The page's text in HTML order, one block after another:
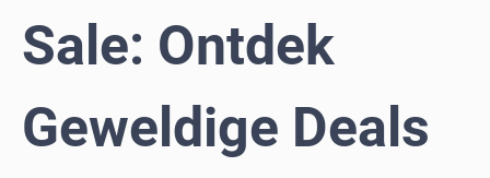
Sale: Ontdek
Geweldige Deals